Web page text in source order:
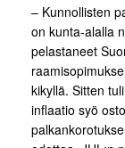
– Kunnollisten
on kunta-alalla
pelastaneet
kikyllä. Sitten
inflaatio syö